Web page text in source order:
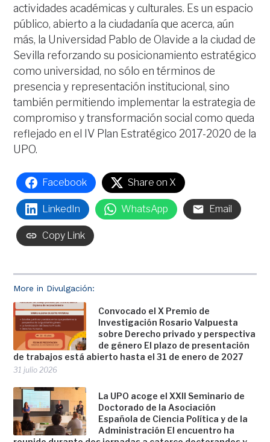
More in Divulgación:
Convocado el X Premio de
Investigación Rosario Valpuesta
sobre Derecho privado y perspectiva
de género El plazo de presentación
de trabajos está abierto hasta el 31 de enero de 2027
31 julio 2026
La UPO acoge el XXII Seminario de
Doctorado de la Asociación
Española de Ciencia Política y de la
Administración El encuentro ha
actividades académicas y culturales. Es un espacio
público, abierto a la ciudadanía que acerca, aún
más, la Universidad Pablo de Olavide a la ciudad de
Sevilla reforzando su posicionamiento estratégico
como universidad, no sólo en términos de
presencia y representación institucional, sino
también permitiendo implementar la estrategia de
compromiso y transformación social como queda
reflejado en el IV Plan Estratégico 2017-2020 de la
UPO.
Facebook Share on X
LinkedIn WhatsApp Email
Copy Link